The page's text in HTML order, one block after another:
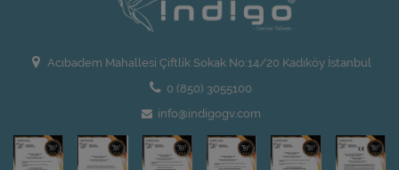
Acıbadem Mahallesi Çiftlik Sokak No:14/20 Kadıköy İstanbul
0 (850) 3055100
info@indigogv.com